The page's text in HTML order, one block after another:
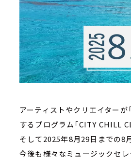
アーティストやクリエイター
するプログラム「CITY CHILL
そして2025年8月29日までの8
今後も様々なミュージックセ